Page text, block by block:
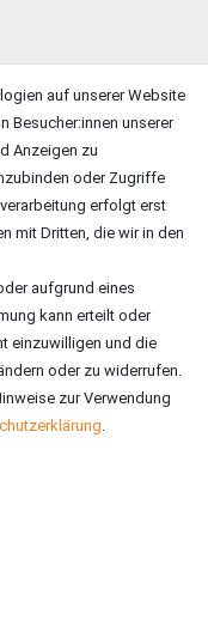
auf unserer Website
Besucher:innen unserer
Anzeigen zu
oder Zugriffe
erfolgt erst
mit Dritten, die wir in den
aufgrund eines
kann erteilt oder
einzuwilligen und die
oder zu widerrufen.
zur Verwendung
.